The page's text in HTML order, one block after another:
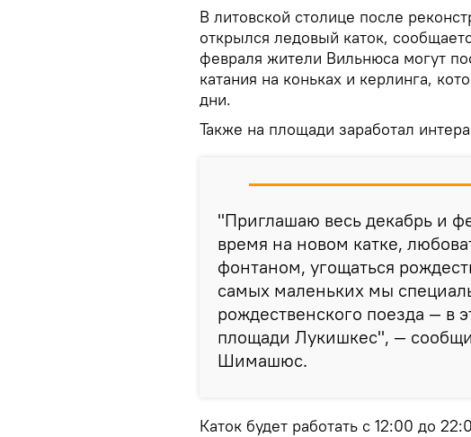
В литовской столице после
открылся ледовый каток,
февраля жители Вильнюса могут
катания на коньках и керлинга,
дни.
Также на площади заработал
"Приглашаю весь декабрь и
время на новом катке,
фонтаном, угощаться
самых маленьких мы
рождественского поезда — в
площади Лукишкес", —
Шимашюс.
Каток будет работать с 12:00 до